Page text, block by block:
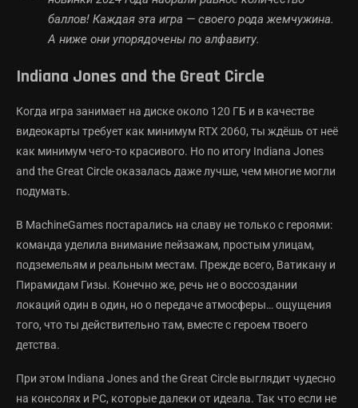
баллов! Каждая эта игра — своего рода жемчужина.
А ниже они упорядочены по алфавиту.
Indiana Jones and the Great Circle
Когда игра занимает на диске около 120 ГБ и в качестве
видеокарты требует как минимум RTX 2060, ты ждёшь от неё
как минимум чего-то красивого. Но по итогу Indiana Jones
and the Great Circle оказалась даже лучше, чем многие могли
подумать.
В MachineGames постарались на славу не только с героями:
команда уделила внимание пейзажам, простым улицам,
подземельям и реальным местам. Прежде всего, Ватикану и
Пирамидам Гизы. Конечно же, речь не о воссоздании
локаций один в один, но о передаче атмосферы… ощущения
того, что ты действительно там, вместе с героем твоего
детства.
При этом Indiana Jones and the Great Circle выглядит чудесно
на консолях и PC, которые далеки от идеала. Так что если не